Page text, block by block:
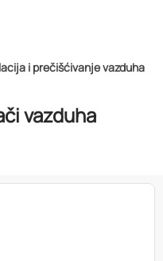
i prečišćivanje vazduha
vazduha